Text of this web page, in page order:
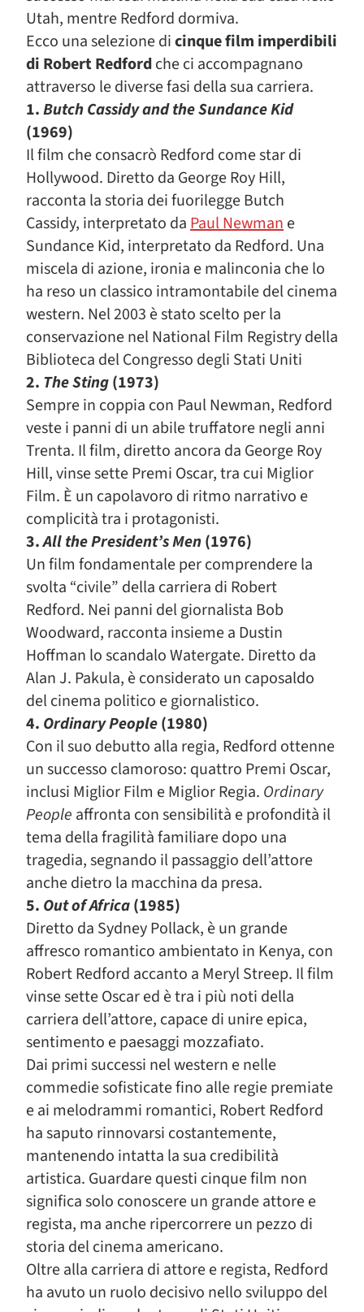
Utah, mentre Redford dormiva.
Ecco una selezione dicinque film imperdibili
di Robert Redfordche ci accompagnano
attraverso le diverse fasi della sua carriera.
1.Butch Cassidy and the Sundance Kid
(1969)
Il film che consacrò Redford come star di
Hollywood. Diretto da George Roy Hill,
racconta la storia dei fuorilegge Butch
Cassidy, interpretato daPaul Newmane
Sundance Kid, interpretato da Redford. Una
miscela di azione, ironia e malinconia che lo
ha reso un classico intramontabile del cinema
western. Nel 2003 è stato scelto per la
conservazione nel National Film Registry della
Biblioteca del Congresso degli Stati Uniti
2. The Sting(1973)
Sempre in coppia con Paul Newman, Redford
veste i panni di un abile truffatore negli anni
Trenta. Il film, diretto ancora da George Roy
Hill, vinse sette Premi Oscar, tra cui Miglior
Film. È un capolavoro di ritmo narrativo e
complicità tra i protagonisti.
3.All the President’s Men(1976)
Un film fondamentale per comprendere la
svolta “civile” della carriera di Robert
Redford. Nei panni del giornalista Bob
Woodward, racconta insieme a Dustin
Hoffman lo scandalo Watergate. Diretto da
Alan J. Pakula, è considerato un caposaldo
del cinema politico e giornalistico.
4. Ordinary People(1980)
Con il suo debutto alla regia, Redford ottenne
un successo clamoroso: quattro Premi Oscar,
inclusi Miglior Film e Miglior Regia. Ordinary
People affronta con sensibilità e profondità il
tema della fragilità familiare dopo una
tragedia, segnando il passaggio dell’attore
anche dietro la macchina da presa.
5. Out of Africa(1985)
Diretto da Sydney Pollack, è un grande
affresco romantico ambientato in Kenya, con
Robert Redford accanto a Meryl Streep. Il film
vinse sette Oscar ed è tra i più noti della
carriera dell’attore, capace di unire epica,
sentimento e paesaggi mozzafiato.
Dai primi successi nel western e nelle
commedie sofisticate fino alle regie premiate
e ai melodrammi romantici, Robert Redford
ha saputo rinnovarsi costantemente,
mantenendo intatta la sua credibilità
artistica. Guardare questi cinque film non
significa solo conoscere un grande attore e
regista, ma anche ripercorrere un pezzo di
storia del cinema americano.
Oltre alla carriera di attore e regista, Redford
ha avuto un ruolo decisivo nello sviluppo del